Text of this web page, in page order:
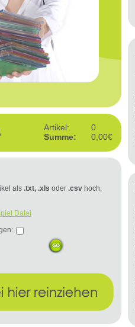
Artikel:
0
Summe:
0,00€
als .txt, .xls oder .csv hoch,
Datei